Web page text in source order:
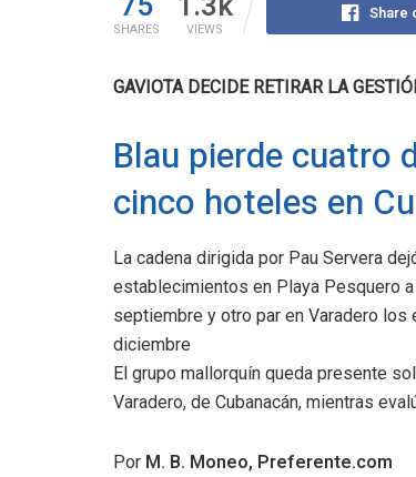
SHARES VIEWS
Share
GAVIOTA DECIDE RETIRAR LA
Blau pierde cuatro
cinco hoteles en
La cadena dirigida por Pau Servera
establecimientos en Playa Pesquero
septiembre y otro par en Varadero los
diciembre
El grupo mallorquín queda presente
Varadero, de Cubanacán, mientras
Por M. B. Moneo, Preferente.com